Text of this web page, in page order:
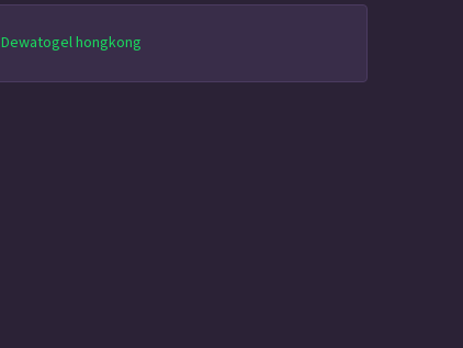
Dewatogel hongkong